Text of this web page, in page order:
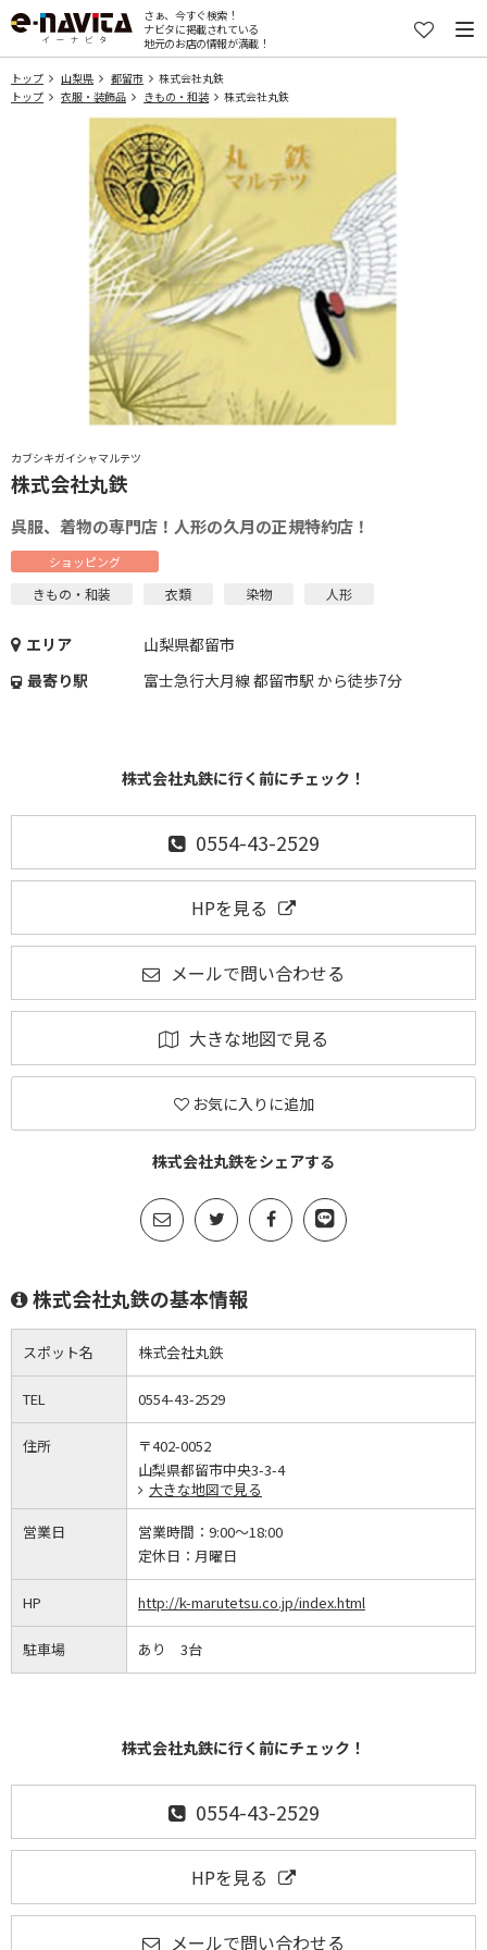
さぁ、今すぐ検索！
ナビタに掲載されている
地元のお店の情報が満載！
トップ 山梨県 都留市
株式会社丸鉄
トップ
衣服・装飾品 きもの・和装 株式会社丸鉄
カブシキガイシャマルテツ
株式会社丸鉄
呉服、着物の専門店！人形の久月の正規特約店！
ショッピング
きもの・和装 衣類 染物 人形
エリア
山梨県都留市
最寄り駅
富士急行大月線 都留市駅 から徒歩7分
株式会社丸鉄に行く前にチェック！
0554-43-2529
HPを見る
メールで問い合わせる
大きな地図で見る
お気に入りに追加
株式会社丸鉄をシェアする
株式会社丸鉄の基本情報
スポット名 株式会社丸鉄
TEL 0554-43-2529
住所
〒402-0052
山梨県都留市中央3-3-4
大きな地図で見る
営業日 営業時間： 9:00～18:00
定休日： 月曜日
HP http://k-marutetsu.co.jp/index.html
駐車場 あり 3台
株式会社丸鉄に行く前にチェック！
0554-43-2529
HPを見る
メールで問い合わせる